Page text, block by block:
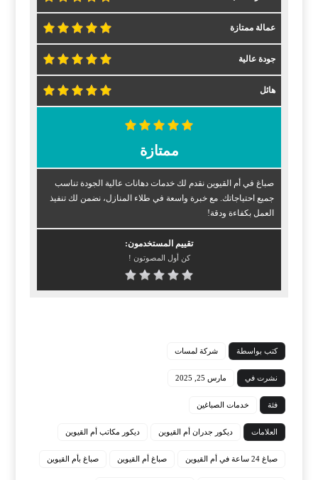
عمالة ممتازة
جودة عالية
هائل
ممتازة
صباغ في أم القيوين نقدم لك خدمات دهانات عالية الجودة تناسب
جميع احتياجاتك. مع خبرة واسعة في طلاء المنازل، نضمن لك تنفيذ
العمل بكفاءة ودقة!
تقييم المستخدمون:
كن أول المصوتون !
كتب بواسطة شركة لمسات
نشرت في مارس 25, 2025
فئة خدمات الصباغين
العلامات ديكور جدران أم القيوين ديكور مكاتب أم القيوين
صباغ 24 ساعة في أم القيوين صباغ أم القيوين صباغ بأم القيوين